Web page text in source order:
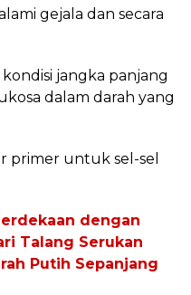
gejala dan secara
jangka panjang
dalam darah yang
primer untuk sel-sel
dengan
Talang Serukan
Putih Sepanjang